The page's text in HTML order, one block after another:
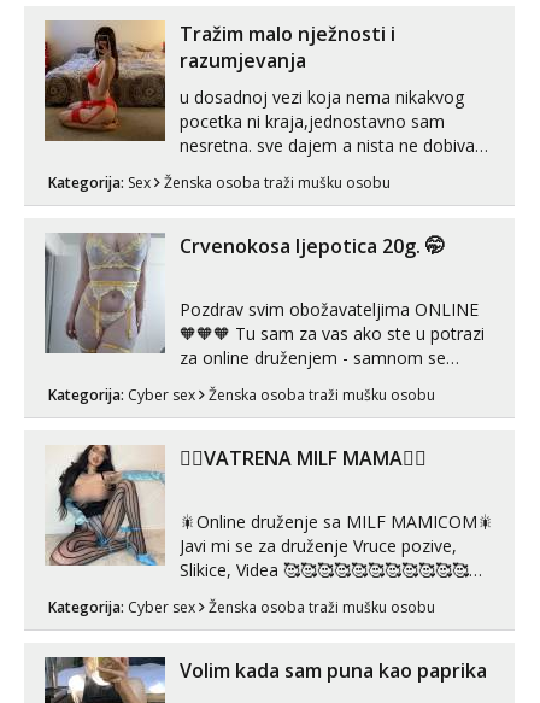
tijelu Iskljucivo neradim analni !!! I
neljubim se Wha...
Tražim malo nježnosti i
razumjevanja
u dosadnoj vezi koja nema nikakvog
pocetka ni kraja,jednostavno sam
nesretna. sve dajem a nista ne dobivam
zadovoljiti moje potrebe,ne trazim puno
volim njezan seks i njezne poljupce po
tijelu koji me jako pale,obozavam kad
Kategorija: Sex Ženska osoba traži mušku osobu
Crvenokosa ljepotica 20g. 🤭
Pozdrav svim obožavateljima ONLINE
🧡🧡🧡 Tu sam za vas ako ste u potrazi
za online druženjem - samnom se
možete zabaviti preko videopoziva, ili
ako vam nisam dovoljna radim i u paru i
😉 Radim i vruća tipkanja uz slike i hot
Kategorija: Cyber sex Ženska osoba traži mušku osobu
❤️‍🔥VATRENA MILF MAMA❤️‍🔥
🎇Online druženje sa MILF MAMICOM🎇
Javi mi se za druženje Vruce pozive,
Slikice, Videa 🥰🥰🥰🥰🥰🥰🥰🥰🥰🥰🥰🥰
🥰 Solo ili sa partnerom ili kolegicama
Javi mi se porukom WhatsApp ili
Telegram 👉@enafriedrichkis 🤬NE
RADIM SASTANKE I DRUZENJA UZIVO
Kategorija: Cyber sex Ženska osoba traži mušku osobu
Volim kada sam puna kao paprika